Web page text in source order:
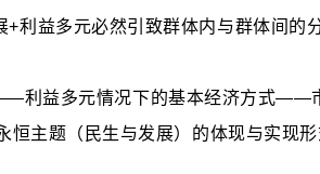
益多元必然引致群体内与群体间的
益多元情况下的基本经济方式——
恒主题（民生与发展）的体现与实现形